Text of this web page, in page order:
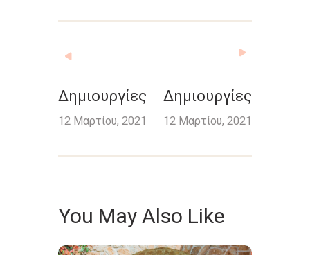
Δημιουργίες
12 Μαρτίου, 2021
Δημιουργίες
12 Μαρτίου, 2021
You May Also Like